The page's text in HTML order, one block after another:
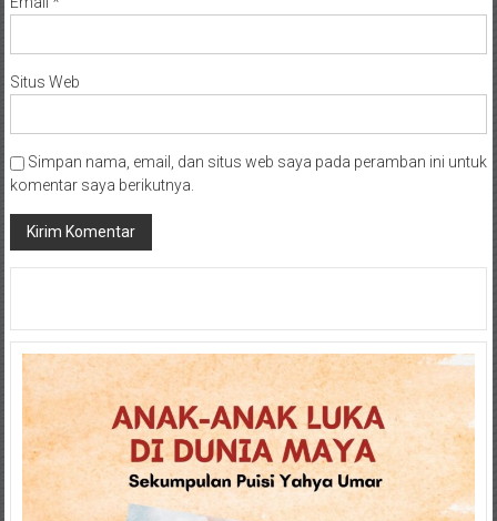
Situs Web
Simpan nama, email, dan situs web saya pada peramban ini untuk
komentar saya berikutnya.